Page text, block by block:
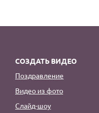
СОЗДАТЬ ВИДЕО
Поздравление
Видео из фото
Слайд-шоу